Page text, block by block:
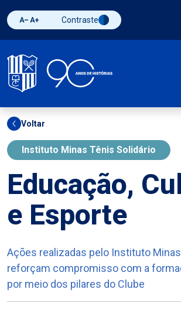
Diminuir fonte
Aumentar fonteAlternar contraste
Contraste
Voltar
Instituto Minas Tênis Solidário
Educação,
e Esporte
Ações realizadas pelo Instituto
reforçam compromisso com a
por meio dos pilares do Clube